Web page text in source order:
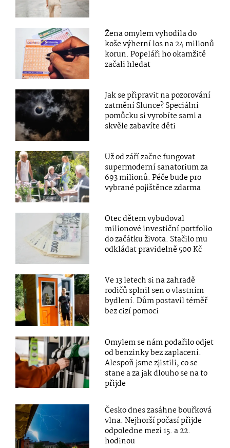
Žena omylem vyhodila do
koše výherní los na 24 milionů
korun. Popeláři ho okamžitě
začali hledat
Jak se připravit na pozorování
zatmění Slunce? Speciální
pomůcku si vyrobíte sami a
skvěle zabavíte děti
Už od září začne fungovat
supermoderní sanatorium za
693 milionů. Péče bude pro
vybrané pojištěnce zdarma
Otec dětem vybudoval
milionové investiční portfolio
do začátku života. Stačilo mu
odkládat pravidelně 500 Kč
Ve 13 letech si na zahradě
rodičů splnil sen o vlastním
bydlení. Dům postavil téměř
bez cizí pomoci
Omylem se nám podařilo odjet
od benzinky bez zaplacení.
Alespoň jsme zjistili, co se
stane a za jak dlouho se na to
přijde
Česko dnes zasáhne bouřková
vlna. Nejhorší počasí přijde
odpoledne mezi 15. a 22.
hodinou